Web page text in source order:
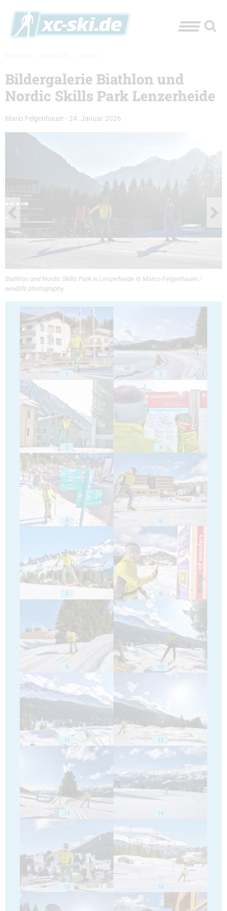
Bildergalerie Biathlon und
Nordic Skills Park Lenzerheide
Mario Felgenhauer - 24. Januar 2026
Biathlon und Nordic Skills Park in Lenzerheide © Marco Felgenhauer /
woidlife photography
1 2
3 4
5 6
7 8
9 10
11 12
13 14
15 16